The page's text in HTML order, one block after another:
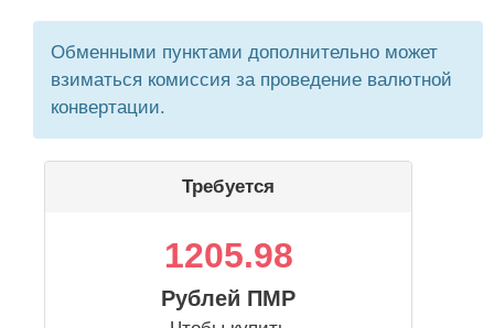
Обменными пунктами дополнительно может
взиматься комиссия за проведение валютной
конвертации.
Требуется
1205.98
Рублей ПМР